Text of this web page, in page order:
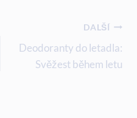
DALŠÍ
Deodoranty do letadla:
Svěžest během letu